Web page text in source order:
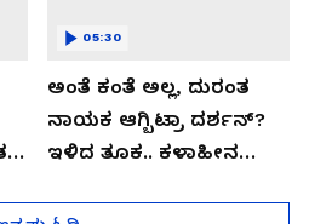
ಅಂತೆ ಕಂತೆ ಅಲ್ಲ, ದುರಂತ
ನಾಯಕ ಆಗ್ಬಿಟ್ರಾ ದರ್ಶನ್?
ಇಳಿದ ತೂಕ.. ಕಳಾಹೀನ
05:30